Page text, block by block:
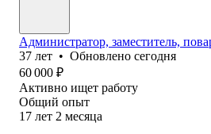
Администратор, заместитель,
37 лет • Обновлено сегодня
60 000 ₽
Активно ищет работу
Общий опыт
17 лет 2 месяца